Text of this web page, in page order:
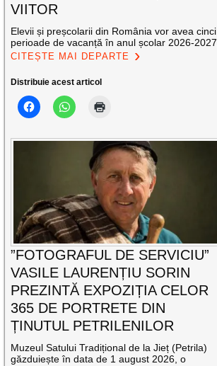
VIITOR
Elevii și preșcolarii din România vor avea cinci
perioade de vacanță în anul școlar 2026-2027,
CITEȘTE MAI DEPARTE
Distribuie acest articol
”FOTOGRAFUL DE SERVICIU”
VASILE LAURENȚIU SORIN
PREZINTĂ EXPOZIȚIA CELOR
365 DE PORTRETE DIN
ȚINUTUL PETRILENILOR
Muzeul Satului Tradițional de la Jieț (Petrila)
găzduiește în data de 1 august 2026, o